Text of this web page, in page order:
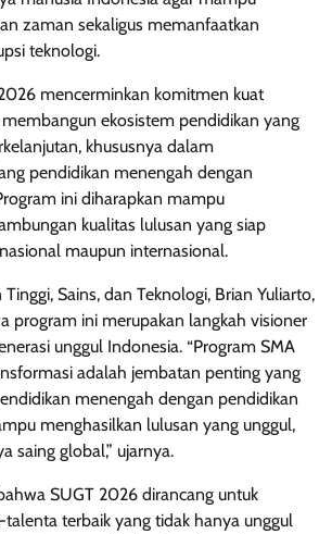
zaman sekaligus memanfaatkan
teknologi.
mencerminkan komitmen kuat
ekosistem pendidikan yang
khususnya dalam
pendidikan menengah dengan
ini diharapkan mampu
kualitas lulusan yang siap
maupun internasional.
Sains, dan Teknologi, Brian Yuliarto,
program ini merupakan langkah visioner
unggul Indonesia. “Program SMA
adalah jembatan penting yang
menengah dengan pendidikan
menghasilkan lulusan yang unggul,
saing global,” ujarnya.
SUGT 2026 dirancang untuk
terbaik yang tidak hanya unggul